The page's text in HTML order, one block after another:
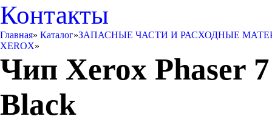
Контакты
Главная» Каталог»ЗАПАСНЫЕ ЧАСТИ И РАСХОДНЫЕ
XEROX»
Чип Xerox Phaser
Black